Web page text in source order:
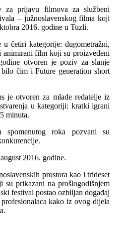
za prijavu filmova za službeni
– južnoslavenskog filma koji
2016. godine u Tuzli.
četiri kategorije: dugometražni,
film koji su proizvedeni
otvoren je poziv za slanje
čim i Future generation short
je otvoren za mlade redatelje iz
u kategoriji: kratki igrani
minuta.
spomenutog roka pozvani su
2016. godine.
prostora kao i trideset
su prikazani na prošlogodišnjem
festival postao ozbiljan događaj
kako iz ovog dijela